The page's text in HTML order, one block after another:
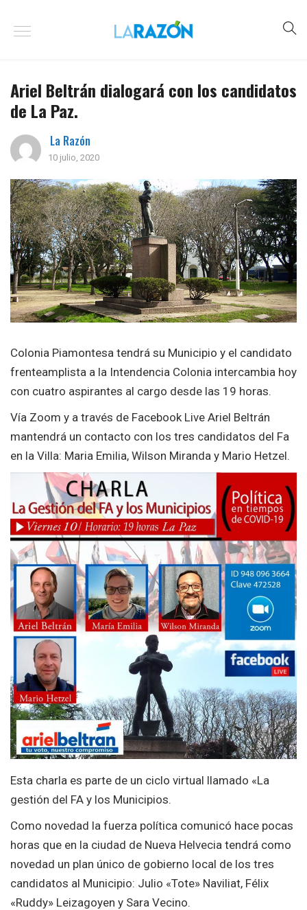
Ariel Beltrán dialogará con los candidatos
de La Paz.
La Razón
10 julio, 2020
Colonia Piamontesa tendrá su Municipio y el candidato
frenteamplista a la Intendencia Colonia intercambia hoy
con cuatro aspirantes al cargo desde las 19 horas.
Vía Zoom y a través de Facebook Live Ariel Beltrán
mantendrá un contacto con los tres candidatos del Fa
en la Villa: Maria Emilia, Wilson Miranda y Mario Hetzel.
Esta charla es parte de un ciclo virtual llamado «La
gestión del FA y los Municipios.
Como novedad la fuerza política comunicó hace pocas
horas que en la ciudad de Nueva Helvecia tendrá como
novedad un plan único de gobierno local de los tres
candidatos al Municipio: Julio «Tote» Naviliat, Félix
«Ruddy» Leizagoyen y Sara Vecino.